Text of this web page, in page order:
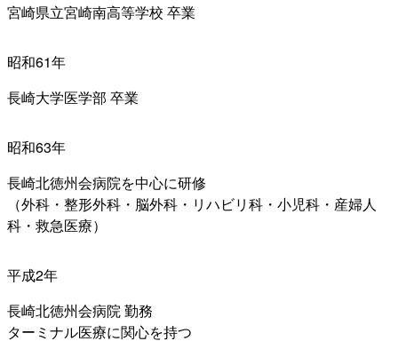
宮崎県立宮崎南高等学校 卒業
昭和61年
長崎大学医学部 卒業
昭和63年
長崎北徳州会病院を中心に研修
（外科・整形外科・脳外科・リハビリ科・小児科・産婦人
科・救急医療）
平成2年
長崎北徳州会病院 勤務
ターミナル医療に関心を持つ